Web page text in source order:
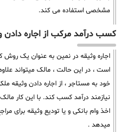
مشخصی استفاده می کند.
کسب درآمد مرکب از اجاره دادن
اجاره وثیقه در نمین به عنوان یک
است ، در این حالت ، مالک میتواند
خود به مستاجر ، از اجاره دادن وثیقه
نیازمند درآمد کسب کند. با این کار
اخذ وام بانکی و یا تودیع وثیقه برای
میدهد .